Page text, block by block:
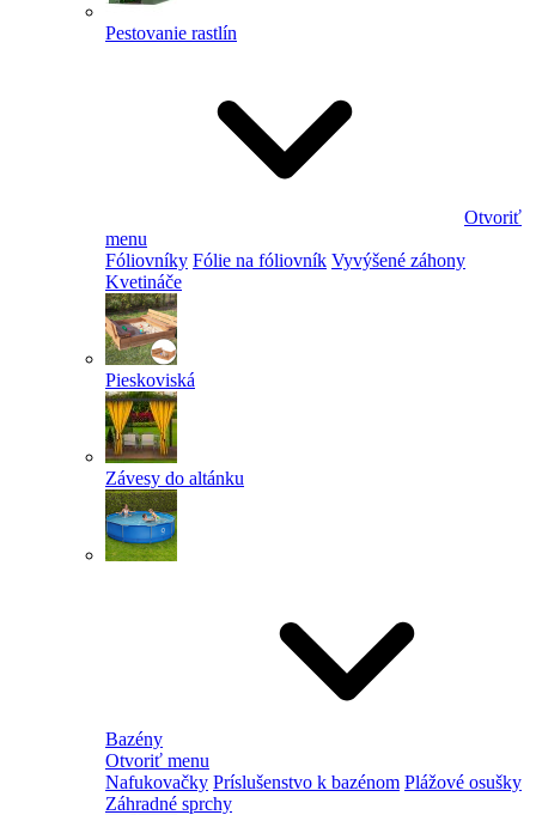
Pestovanie rastlín
Otvoriť
menu
Fóliovníky Fólie na fóliovník Vyvýšené záhony
Kvetináče
Pieskoviská
Závesy do altánku
Bazény
Otvoriť menu
Nafukovačky Príslušenstvo k bazénom Plážové osušky
Záhradné sprchy